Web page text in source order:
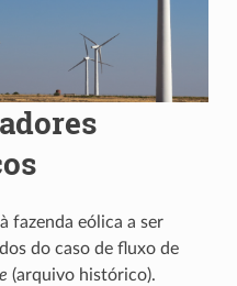
fazenda eólica a ser
do caso de fluxo de
(arquivo histórico).